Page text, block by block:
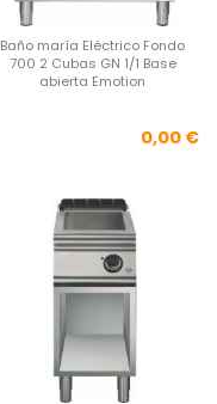
Baño maría Eléctrico Fondo
700 2 Cubas GN 1/1 Base
abierta Emotion
0,00 €